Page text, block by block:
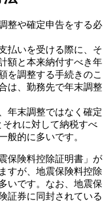
整や確定申告をする必
払いを受ける際に、そ
額と本来納付すべき年
を調整する手続きのこ
は、勤務先で年末調整
年末調整ではなく確定
れに対して納税すべ
般的に多いです。
保険料控除証明書」が
すが、地震保険料控除
いです。なお、地震保
証券に同封されている